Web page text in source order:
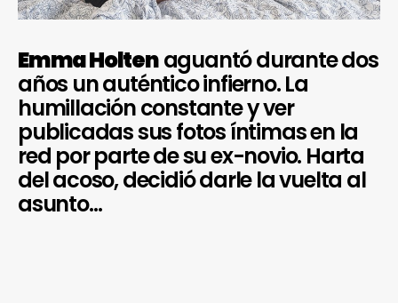
Emma Holtenaguantó durante dos
años un auténtico infierno. La
humillación constante y ver
publicadas sus fotos íntimas en la
red por parte de su ex-novio. Harta
del acoso, decidió darle la vuelta al
asunto…